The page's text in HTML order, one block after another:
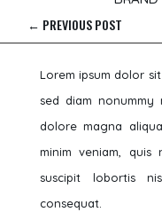
← PREVIOUS POST
Lorem ipsum dolor
sed diam
dolore magna
minim veniam, quis
suscipit lobortis
consequat.